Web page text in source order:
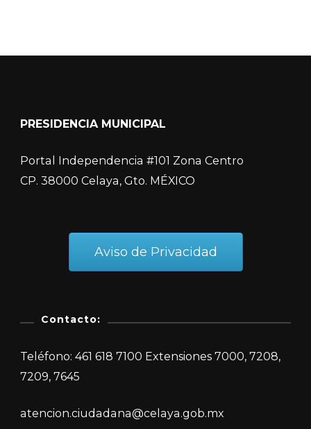
PRESIDENCIA MUNICIPAL
Portal Independencia #101 Zona Centro
CP. 38000 Celaya, Gto. MÉXICO
Aviso de Privacidad
Contacto:
Teléfono: 461 618 7100 Extensiones 7000, 7208,
7209, 7645
atencion.ciudadana@celaya.gob.mx